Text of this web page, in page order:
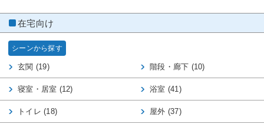
在宅向け
シーンから探す
玄関 (19) 階段・廊下 (10)
寝室・居室 (12) 浴室 (41)
トイレ (18) 屋外 (37)